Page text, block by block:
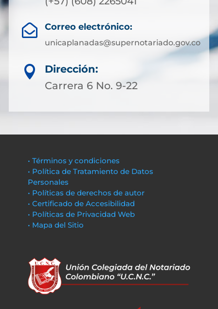
 Correo electrónico:
unicaplanadas@supernotariado.gov.co

Dirección:
Carrera 6 No. 9-22
• Términos y condiciones
• Política de Tratamiento de Datos
Personales
• Políticas de derechos de autor
• Certificado de Accesibilidad
• Políticas de Privacidad Web
• Mapa del Sitio